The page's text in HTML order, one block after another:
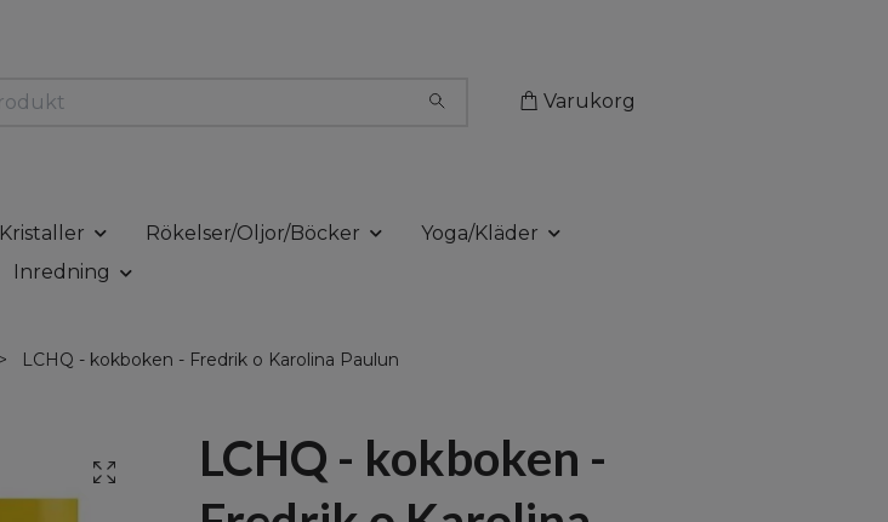
Varukorg
Kristaller Rökelser/Oljor/Böcker
Yoga/Kläder
Inredning
LCHQ - kokboken - Fredrik o Karolina Paulun
LCHQ - kokboken -